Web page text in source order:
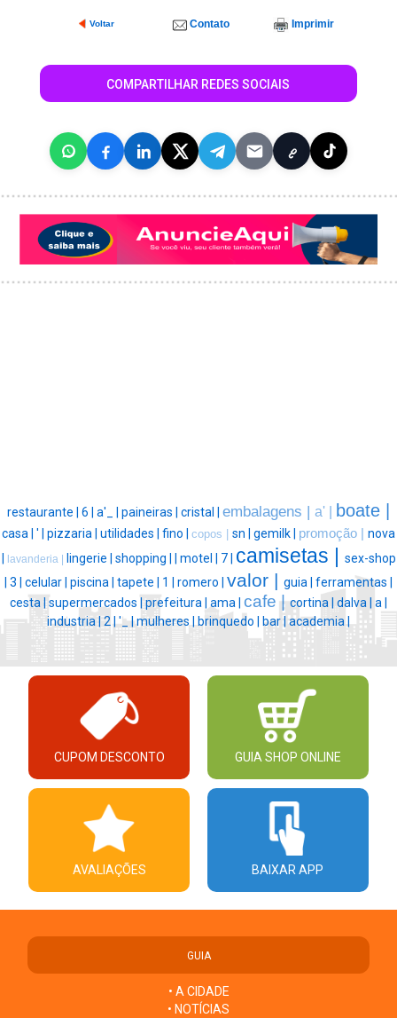
Voltar Contato Imprimir
COMPARTILHAR REDES SOCIAIS
restaurante | 6 | a'_ | paineiras | cristal | embalagens | a' | boate |
casa | ' | pizzaria | utilidades | fino | copos | sn | gemilk | promoção | nova
lavanderia | lingerie | shopping | motel | 7 | camisetas | sex-shop
3 | celular | piscina | tapete | 1 | romero | valor | guia | ferramentas |
cesta | supermercados | prefeitura | ama | cafe |cortina | dalva | a |
industria | 2 | '_ |mulheres | brinquedo | bar | academia |
CUPOM DESCONTO GUIA SHOP ONLINE
AVALIAÇÕES BAIXAR APP
GUIA
• A CIDADE
• NOTÍCIAS